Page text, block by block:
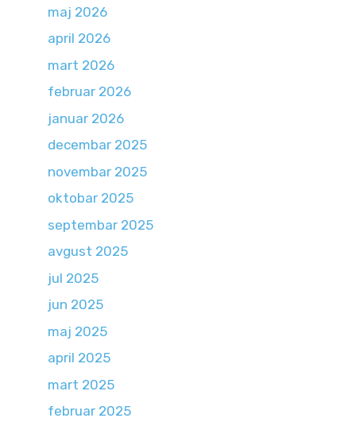
maj 2026
april 2026
mart 2026
februar 2026
januar 2026
decembar 2025
novembar 2025
oktobar 2025
septembar 2025
avgust 2025
jul 2025
jun 2025
maj 2025
april 2025
mart 2025
februar 2025